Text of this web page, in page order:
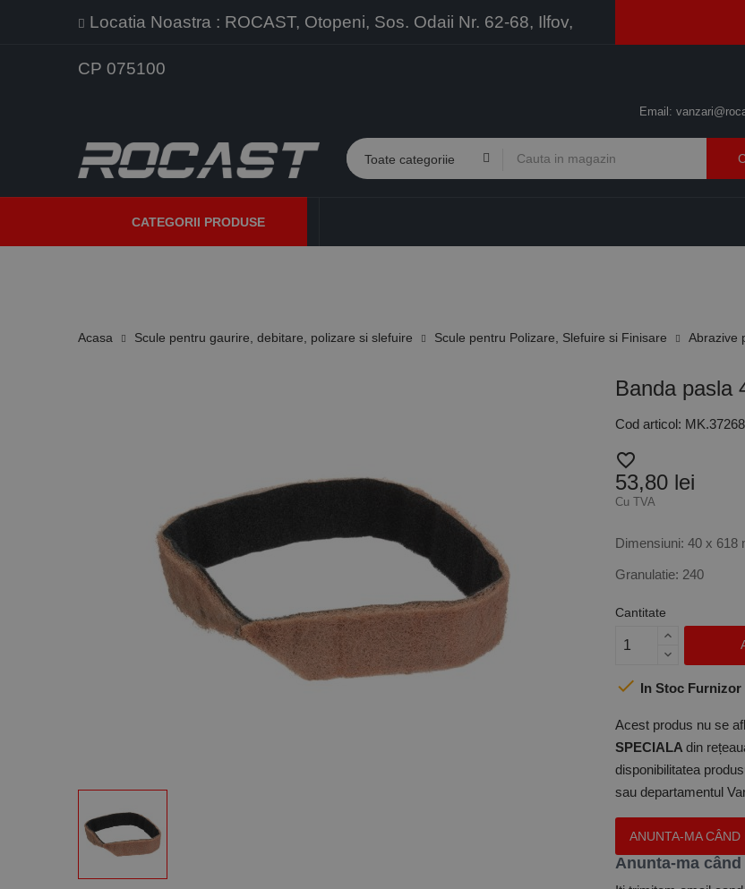
Locatia Noastra : ROCAST, Otopeni, Sos. Odaii Nr. 62-68, Ilfov,
CP 075100
Email:
CATEGORII PRODUSE
Acasa Scule pentru gaurire, debitare, polizare si slefuire Scule pentru Polizare, Slefuire si Finisare Abrazive
Banda pasla
Cod articol:
favorite_border
53,80 lei
Cu TVA
Dimensiuni: 40 x 618
Granulatie: 240
Cantitate
 In Stoc Furnizor
Acest produs nu se
SPECIALA din
disponibilitatea
sau departamentul
ANUNTA-MA
Anunta-ma